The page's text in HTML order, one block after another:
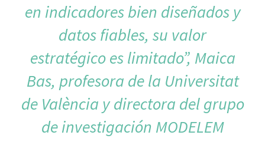
en indicadores bien diseñados y
datos fiables, su valor
estratégico es limitado”, Maica
Bas, profesora de la Universitat
de València y directora del grupo
de investigación MODELEM